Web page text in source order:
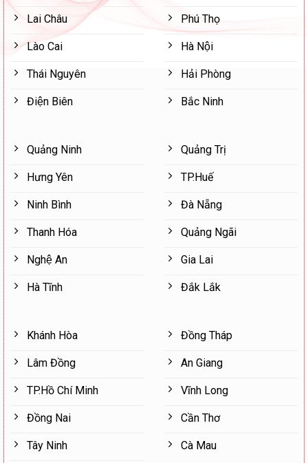
Lai Châu
Lào Cai
Thái Nguyên
Điện Biên
Phú Thọ
Hà Nội
Hải Phòng
Bắc Ninh
Quảng Ninh
Hưng Yên
Ninh Bình
Thanh Hóa
Nghệ An
Hà Tĩnh
Quảng Trị
TP.Huế
Đà Nẵng
Quảng Ngãi
Gia Lai
Đắk Lắk
Khánh Hòa
Lâm Đồng
TP.Hồ Chí Minh
Đồng Nai
Tây Ninh
Đồng Tháp
An Giang
Vĩnh Long
Cần Thơ
Cà Mau